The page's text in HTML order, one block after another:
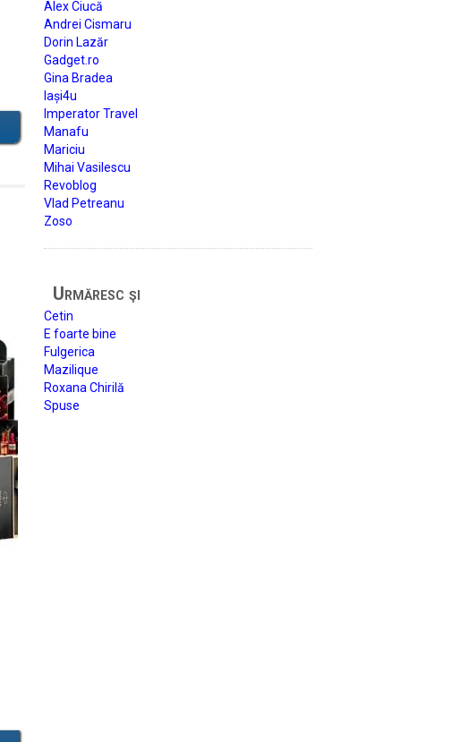
Alex Ciucă
Andrei Cismaru
Dorin Lazăr
Gadget.ro
Gina Bradea
Iași4u
Imperator Travel
Manafu
Mariciu
Mihai Vasilescu
Revoblog
Vlad Petreanu
Zoso
Urmăresc şi
Cetin
E foarte bine
Fulgerica
Mazilique
Roxana Chirilă
Spuse